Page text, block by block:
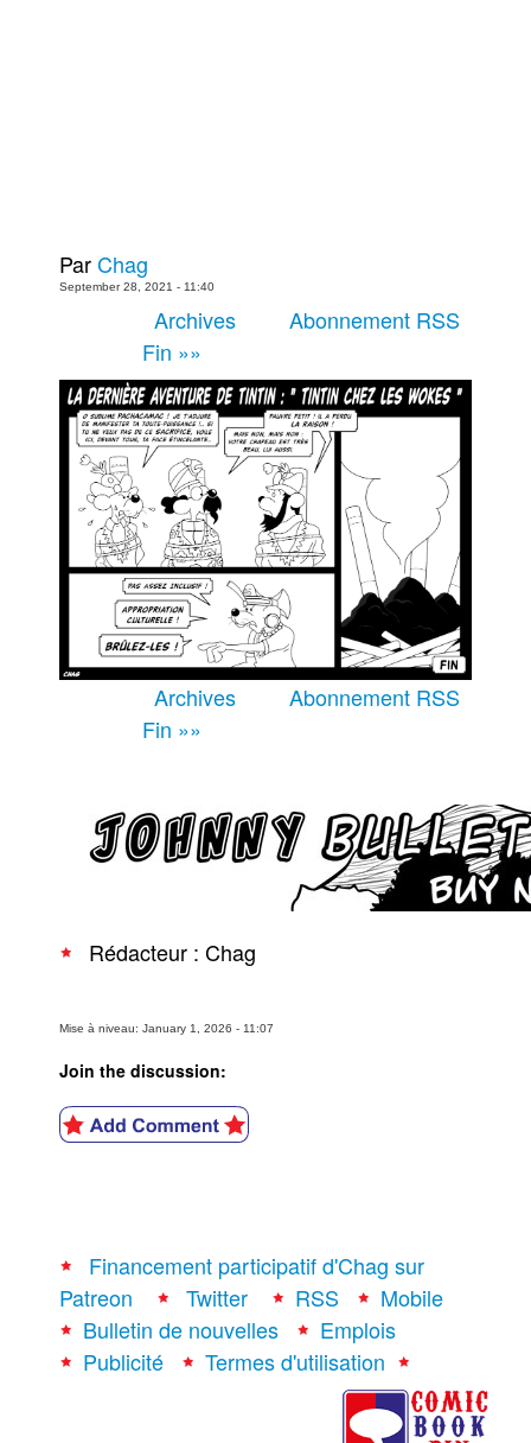
Baladodiffusion
Culture de masse
Magasin
À propos
Publicité
Contacte
À Propos
Recherche avancée
ParChag
September 28, 2021 - 11:40
Archives
Abonnement RSS
Fin »»
Archives
Abonnement RSS
Fin »»
Rédacteur : Chag
Mise à niveau: January 1, 2026 - 11:07
Join the discussion:
Financement participatif d'Chag sur
Patreon
Twitter RSS
Mobile
Bulletin de nouvelles
Emplois
Publicité
Termes d'utilisation